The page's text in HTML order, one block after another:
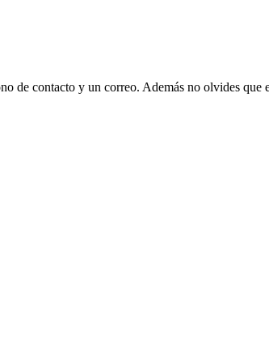
de contacto y un correo. Además no olvides